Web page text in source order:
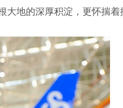
地的深厚积淀，更怀揣